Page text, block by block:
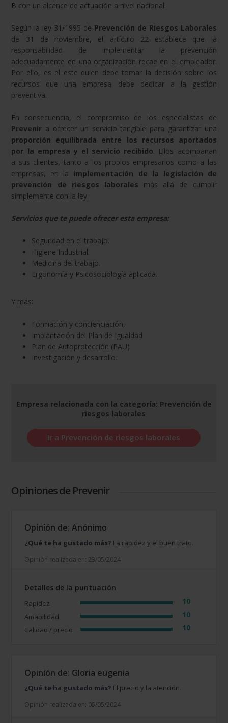
B con un alcance de actuación a nivel nacional.
Según la ley 31/1995 de Prevención de Riesgos Laborales
de 31 de noviembre, el artículo 22 establece que la
responsabilidad de implementar la prevención
adecuadamente en una organización recae en el empleador.
Por ello, es el este quien debe tomar la decisión sobre los
recursos que una empresa debe dedicar a la gestión
preventiva.
En consecuencia, el compromiso de los especialistas de
Prevenir a ofrecer un servicio tangible para garantizar una
proporción equilibrada entre los recursos aportados
por la empresa y el servicio recibido. Ellos acompañan
a sus clientes, tanto a los propios empresarios como a las
empresas, en la implementación de la legislación de
prevención de riesgos laborales más allá de cumplir
simplemente con la ley.
Servicios que te puede ofrecer esta empresa:
Seguridad en el trabajo.
Higiene Industrial.
Medicina del trabajo.
Ergonomía y Psicosociología aplicada.
Y más:
Formación y concienciación,
Implantación del Plan de Igualdad
Plan de Autoprotección (PAU)
Investigación y desarrollo.
Empresa relacionada con la categoría: Prevención de
riesgos laborales
Ir a Prevención de riesgos laborales
Opiniones de Prevenir
Opinión de: Anónimo
¿Qué te ha gustado más? La rapidez y el buen trato.
Opinión realizada en: 23/05/2024
Detalles de la puntuación
Rapidez 10
Amabilidad 10
Calidad / precio 10
Opinión de: Gloria eugenia
¿Qué te ha gustado más? El precio y la atención.
Opinión realizada en: 05/05/2024